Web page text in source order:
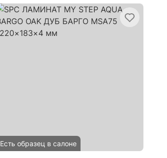
Есть образец в салоне